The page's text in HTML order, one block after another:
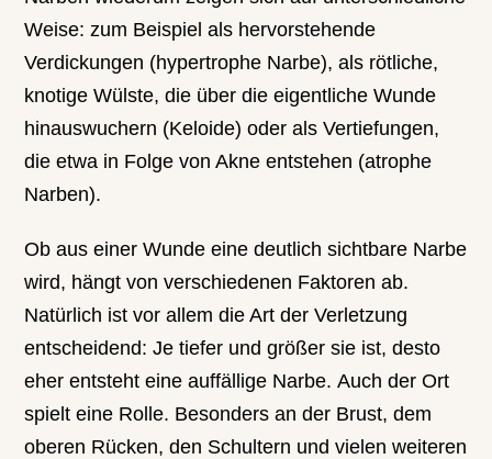
Weise: zum Beispiel als hervorstehende
Verdickungen (hypertrophe Narbe), als rötliche,
knotige Wülste, die über die eigentliche Wunde
hinauswuchern (Keloide) oder als Vertiefungen,
die etwa in Folge von Akne entstehen (atrophe
Narben).
Ob aus einer Wunde eine deutlich sichtbare Narbe
wird, hängt von verschiedenen Faktoren ab.
Natürlich ist vor allem die Art der Verletzung
entscheidend: Je tiefer und größer sie ist, desto
eher entsteht eine auffällige Narbe. Auch der Ort
spielt eine Rolle. Besonders an der Brust, dem
oberen Rücken, den Schultern und vielen weiteren